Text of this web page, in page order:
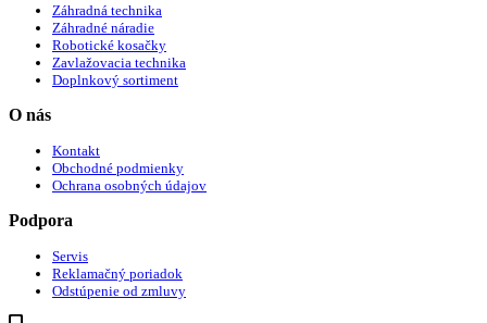
Záhradná technika
Záhradné náradie
Robotické kosačky
Zavlažovacia technika
Doplnkový sortiment
O nás
Kontakt
Obchodné podmienky
Ochrana osobných údajov
Podpora
Servis
Reklamačný poriadok
Odstúpenie od zmluvy